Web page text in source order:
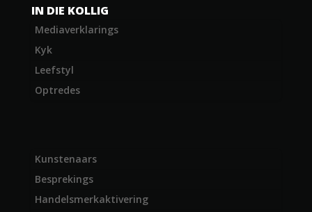
IN DIE KOLLIG
Mediaverklarings
Kyk
Leefstyl
Optredes
Kunstenaars
Besprekings
Handelsmerkaktivering